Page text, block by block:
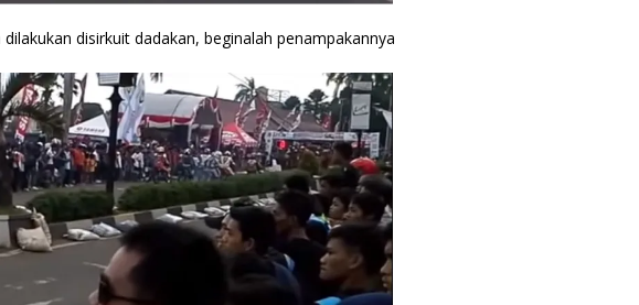
disirkuit dadakan, beginalah penampakannya